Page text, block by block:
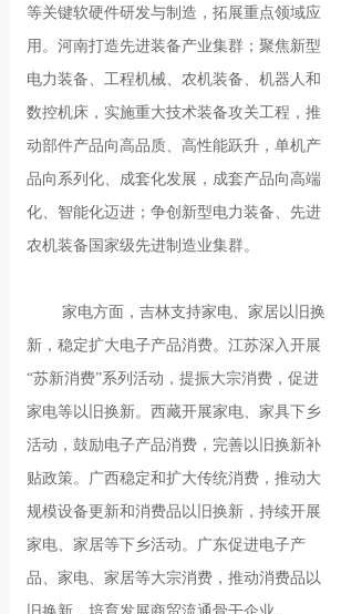
等关键软硬件研发与制造，拓展重点领域应
用。河南打造先进装备产业集群；聚焦新型
电力装备、工程机械、农机装备、机器人和
数控机床，实施重大技术装备攻关工程，推
动部件产品向高品质、高性能跃升，单机产
品向系列化、成套化发展，成套产品向高端
化、智能化迈进；争创新型电力装备、先进
农机装备国家级先进制造业集群。
家电方面，吉林支持家电、家居以旧换
新，稳定扩大电子产品消费。江苏深入开展
“苏新消费”系列活动，提振大宗消费，促进
家电等以旧换新。西藏开展家电、家具下乡
活动，鼓励电子产品消费，完善以旧换新补
贴政策。广西稳定和扩大传统消费，推动大
规模设备更新和消费品以旧换新，持续开展
家电、家居等下乡活动。广东促进电子产
品、家电、家居等大宗消费，推动消费品以